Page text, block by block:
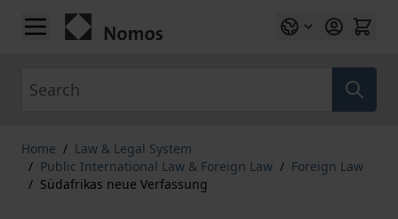
Skip to Content
Home / Law & Legal System
/ Public International Law & Foreign Law / Foreign Law
/ Südafrikas neue Verfassung